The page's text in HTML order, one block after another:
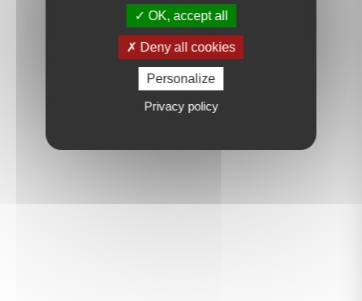
OK, accept all
Deny all cookies
Personalize
Privacy policy